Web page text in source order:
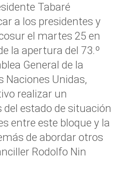
Tabaré
a los presidentes y
el martes 25 en
la apertura del 73.º
General de la
Naciones Unidas,
realizar un
estado de situación
entre este bloque y la
de abordar otros
Rodolfo Nin